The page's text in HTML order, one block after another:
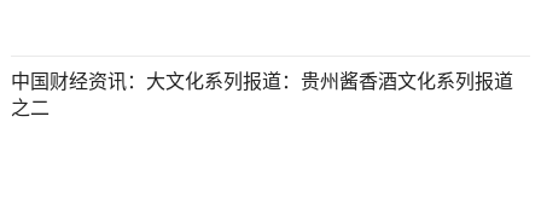
中国财经资讯：大文化系列报道：贵州酱香酒文化系列报道
之二